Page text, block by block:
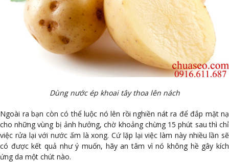
Dùng nước ép khoai tây thoa lên nách
Ngoài ra bạn còn có thể luộc nó lên rồi nghiền nát ra để đắp mặt nạ
cho những vùng bị ảnh hưởng, chờ khoảng chừng 15 phút sau thì chỉ
việc rửa lại với nước ấm là xong. Cứ lặp lại việc làm này nhiều lần sẽ
có được kết quả như ý muốn, hãy an tâm vì nó không hề gây kích
ứng da một chút nào.